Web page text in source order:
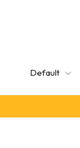
Default